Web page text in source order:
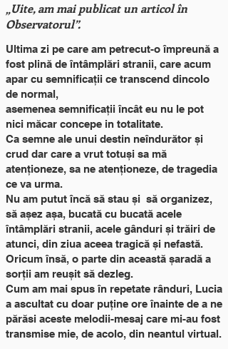
„Uite, am mai publicat un articol în
Observatorul”.
Ultima zi pe care am petrecut-o împreună a
fost plină de întâmplări stranii, care acum
apar cu semnificații ce transcend dincolo
de normal,
asemenea semnificații încât eu nu le pot
nici măcar concepe in totalitate.
Ca semne ale unui destin neîndurător și
crud dar care a vrut totuși sa mă
atenționeze, sa ne atenționeze, de tragedia
ce va urma.
Nu am putut încă să stau și să organizez,
să așez așa, bucată cu bucată acele
întâmplări stranii, acele gânduri și trăiri de
atunci, din ziua aceea tragică și nefastă.
Oricum însă, o parte din această șaradă a
sorții am reușit să dezleg.
Cum am mai spus în repetate rânduri, Lucia
a ascultat cu doar puține ore înainte de a ne
părăsi aceste melodii-mesaj care mi-au fost
transmise mie, de acolo, din neantul virtual.